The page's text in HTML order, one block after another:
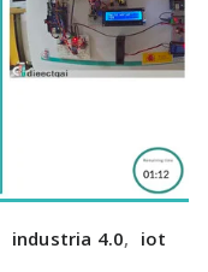
industria 4.0, iot